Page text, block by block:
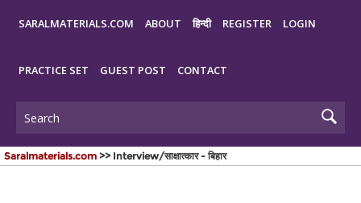
SARALMATERIALS.COM ABOUT हिन्दी REGISTER LOGIN
PRACTICE SET GUEST POST CONTACT
Saralmaterials.com >> Interview/साक्षात्कार - बिहार